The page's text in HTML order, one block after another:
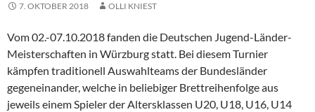
7. OKTOBER 2018 OLLI KNIEST
Vom 02.-07.10.2018 fanden die Deutschen Jugend-Länder-
Meisterschaften in Würzburg statt. Bei diesem Turnier
kämpfen traditionell Auswahlteams der Bundesländer
gegeneinander, welche in beliebiger Brettreihenfolge aus
jeweils einem Spieler der Altersklassen U20, U18, U16, U14